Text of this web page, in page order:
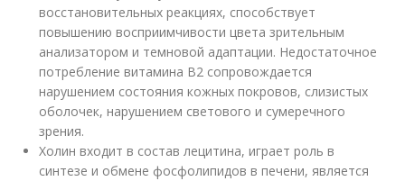
восстановительных реакциях, способствует
повышению восприимчивости цвета зрительным
анализатором и темновой адаптации. Недостаточное
потребление витамина В2 сопровождается
нарушением состояния кожных покровов, слизистых
оболочек, нарушением светового и сумеречного
зрения.
Холин входит в состав лецитина, играет роль в
синтезе и обмене фосфолипидов в печени, является